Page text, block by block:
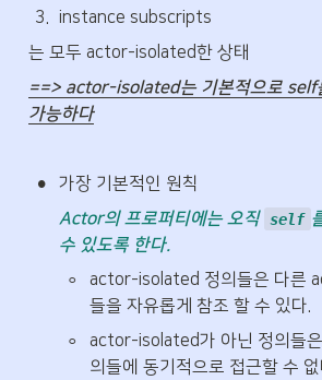
3. instance subscripts
는 모두 actor-isolated한 상태
==> actor-isolated는 기본적으로 self
가능하다
•
가장 기본적인 원칙
Actor의 프로퍼티에는 오직 self
수 있도록 한다.
◦
actor-isolated 정의들은 다른
들을 자유롭게 참조 할 수 있다.
◦
actor-isolated가 아닌 정의들
의들에 동기적으로 접근할 수 없